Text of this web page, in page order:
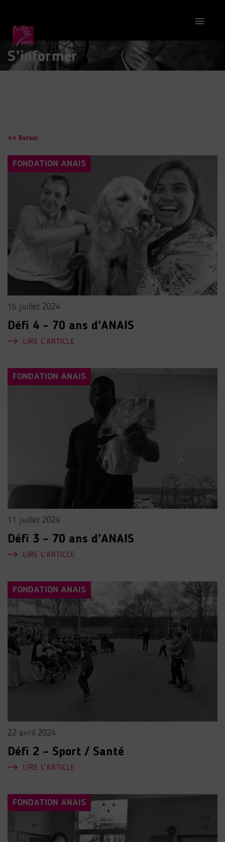

S’informer
<< Retour
FONDATION ANAIS
16 juillet 2024
Défi 4 – 70 ans d’ANAIS
LIRE L'ARTICLE
FONDATION ANAIS
11 juillet 2024
Défi 3 – 70 ans d’ANAIS
LIRE L'ARTICLE
FONDATION ANAIS
22 avril 2024
Défi 2 – Sport / Santé
LIRE L'ARTICLE
FONDATION ANAIS